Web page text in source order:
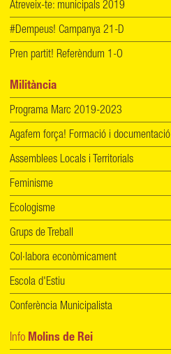
Atreveix-te: municipals 2019
#Dempeus! Campanya 21-D
Pren partit! Referèndum 1-O
Militància
Programa Marc 2019-2023
Agafem força! Formació i documentació
Assemblees Locals i Territorials
Feminisme
Ecologisme
Grups de Treball
Col·labora econòmicament
Escola d'Estiu
Conferència Municipalista
Info Molins de Rei